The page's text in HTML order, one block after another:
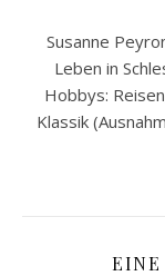
Susanne
Leben in
Hobbys:
Klassik
EINE